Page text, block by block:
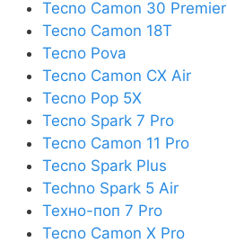
Tecno Camon 30 Premier
Tecno Camon 18T
Tecno Pova
Tecno Camon CX Air
Tecno Pop 5X
Tecno Spark 7 Pro
Tecno Camon 11 Pro
Tecno Spark Plus
Techno Spark 5 Air
Техно-поп 7 Pro
Tecno Camon X Pro